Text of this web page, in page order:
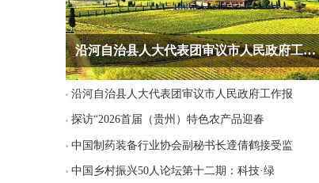
沿河自治县人大代表团审议市人民政府工作报
沿河自治县人大代表团审议市人民政府工作报
探访“2026首届（贵州）特色农产品迎春
中国制药装备行业协会副秘书长遆倩鹤接受监
中国乡村振兴50人论坛第十二期：科技·绿